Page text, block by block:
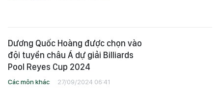
Dương Quốc Hoàng được chọn vào
đội tuyển châu Á dự giải Billiards
Pool Reyes Cup 2024
Các môn khác 27/09/2024 06:41